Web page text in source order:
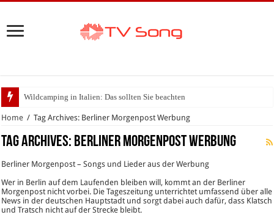
Wildcamping in Italien: Das sollten Sie beachten
Home / Tag Archives: Berliner Morgenpost Werbung
Tag Archives: Berliner Morgenpost Werbung
Berliner Morgenpost – Songs und Lieder aus der Werbung
Wer in Berlin auf dem Laufenden bleiben will, kommt an der Berliner
Morgenpost nicht vorbei. Die Tageszeitung unterrichtet umfassend über alle
News in der deutschen Hauptstadt und sorgt dabei auch dafür, dass Klatsch
und Tratsch nicht auf der Strecke bleibt.